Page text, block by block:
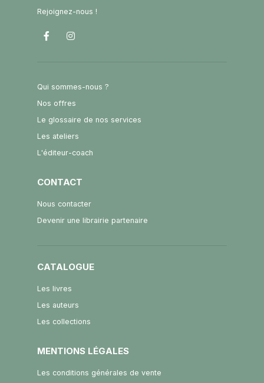
Rejoignez-nous !
Qui sommes-nous ?
Nos offres
Le glossaire de nos services
Les ateliers
L'éditeur-coach
CONTACT
Nous contacter
Devenir une librairie partenaire
CATALOGUE
Les livres
Les auteurs
Les collections
MENTIONS LÉGALES
Les conditions générales de vente